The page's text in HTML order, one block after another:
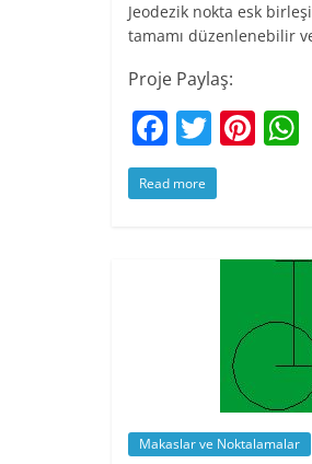
Jeodezik nokta esk
tamamı düzenlenebilir ve
Proje Paylaş:
F
a
c
T
w
itt
Pi
st
Read more
Makaslar ve Noktalamalar